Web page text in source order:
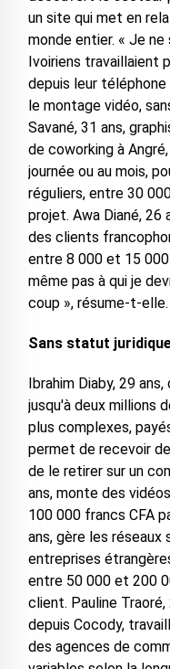
un site qui met en
monde entier. « Je ne
Ivoiriens travaillaient
depuis leur
le montage vidéo,
Savané, 31 ans,
de coworking à
journée ou au mois,
réguliers, entre 30
projet. Awa Diané, 26
des clients
entre 8 000 et 15
même pas à qui je
coup », résume-t-elle.
Sans statut
Ibrahim Diaby, 29
jusqu'à deux millions
plus complexes,
permet de recevoir
de le retirer sur un
ans, monte des
100 000 francs CFA
ans, gère les
entreprises
entre 50 000 et 200
client. Pauline
depuis Cocody,
des agences de